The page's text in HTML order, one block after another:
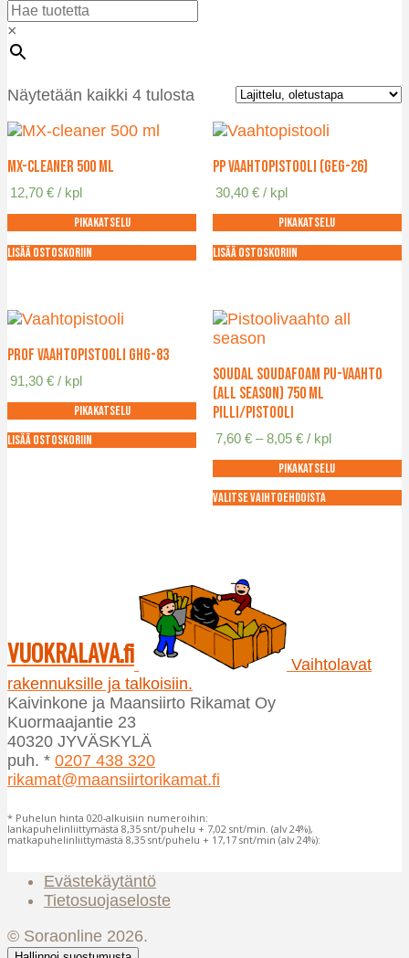
×
Näytetään kaikki 4 tulosta
MX-Cleaner 500 ml
12,70€ / kpl
Pikakatselu
Lisää ostoskoriin
PP Vaahtopistooli (GEG-26)
30,40 € / kpl
Pikakatselu
Lisää ostoskoriin
PROF Vaahtopistooli GHG-83
91,30€ / kpl
Pikakatselu
Lisää ostoskoriin
Soudal Soudafoam PU-vaahto
(All Season) 750 ml
pilli/pistooli
7,60 € – 8,05 €Hintaluokka:
-
8,05 €
/ kpl
Pikakatselu
Valitse vaihtoehdoista
muunnelma.
Voit
tehdä
valinnat
tuotteen
VUOKRALAVA.fi
Vaihtolavat
rakennuksille ja talkoisiin.
Kaivinkone ja Maansiirto Rikamat Oy
Kuormaajantie 23
40320 JYVÄSKYLÄ
puh. * 0207 438 320
rikamat@maansiirtorikamat.fi
* Puhelun hinta 020-alkuisiin numeroihin:
lankapuhelinliittymästä 8,35 snt/puhelu + 7,02 snt/min. (alv 24%),
matkapuhelinliittymästä 8,35 snt/puhelu + 17,17 snt/min (alv 24%):
Evästekäytäntö
Tietosuojaseloste
© Soraonline 2026.